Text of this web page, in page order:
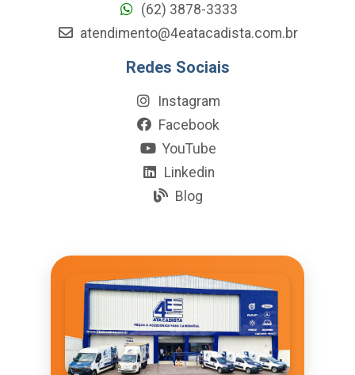
(62) 3878-3333
atendimento@4eatacadista.com.br
Redes Sociais
Instagram
Facebook
YouTube
Linkedin
Blog